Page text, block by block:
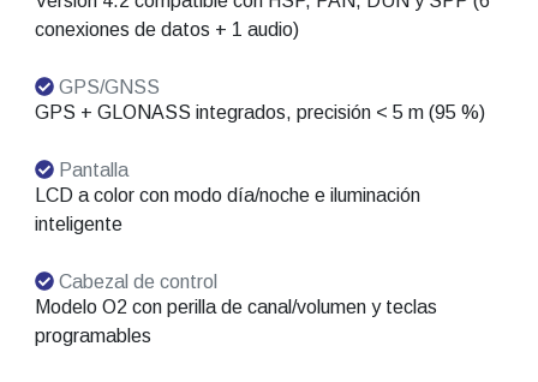
conexiones de datos + 1 audio)
GPS/GNSS
GPS + GLONASS integrados, precisión < 5 m (95 %)
Pantalla
LCD a color con modo día/noche e iluminación
inteligente
Cabezal de control
Modelo O2 con perilla de canal/volumen y teclas
programables